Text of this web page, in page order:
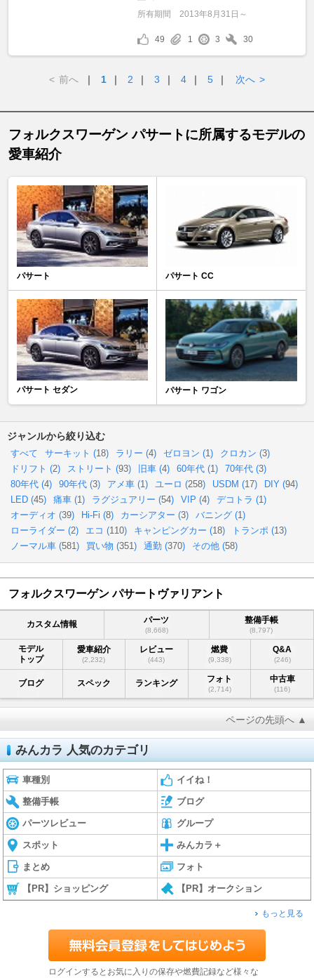
所有期間
2013年8月31日～
49 1 3 30
< 前へ ｜ 1 ｜ 2 ｜ 3 ｜ 4 ｜ 5 ｜ 次へ >
フォルクスワーゲン パサートに所属するモデルの
愛車紹介
パサート パサート CC
パサート セダン パサート ワゴン
ジャンルから絞り込む
すべて サーキット (18) ラリー (4) ゼロヨン (1) クロカン (3)
ドリフト (2) ストリート (93) 旧車 (4) 60年代 (1) 70年代 (3)
80年代 (4) 90年代 (3) アメ車 (1) ユーロ (258) USDM (17) DIY (94)
LED (45) 痛車 (1) ラグジュアリー (54) VIP (4) デコトラ (1)
オーディオ (39) Hi-Fi (8) カーシアター (3) バニング (1)
ローライダー (2) エコ (110) キャンピングカー (18) トランポ (13)
ノーマル車 (581) 買い物 (351) 通勤 (370) その他 (58)
フォルクスワーゲン パサートヴァリアント
カスタム情報 パーツ
(8,668)
整備手帳
(8,797)
モデル
トップ
愛車紹介
(2,232)
レビュー
(443)
燃費
(9,338)
Q&A
(246)
ブログ スペック ランキング フォト
(2,714)
中古車
(116)
ページの先頭へ ▲
みんカラ 人気のカテゴリ
車種別 イイね！
整備手帳 ブログ
パーツレビュー グループ
スポット みんカラ＋
まとめ フォト
【PR】ショッピング 【PR】オークション
もっと見る
ログインするとお気に入りの保存や燃費記録など様々な